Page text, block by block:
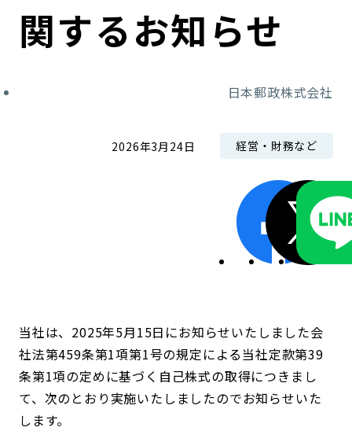
コンダクト向上の取組み
財務情報・IR資料
持続可能な金融のフレームワーク
関するお知らせ
日本郵政株式会社
2026年3月24日 経営・財務など
当社は、2025年5月15日にお知らせいたしました会
社法第459条第1項第1号の規定による当社定款第39
条第1項の定めに基づく自己株式の取得につきまし
て、次のとおり実施いたしましたのでお知らせいた
します。